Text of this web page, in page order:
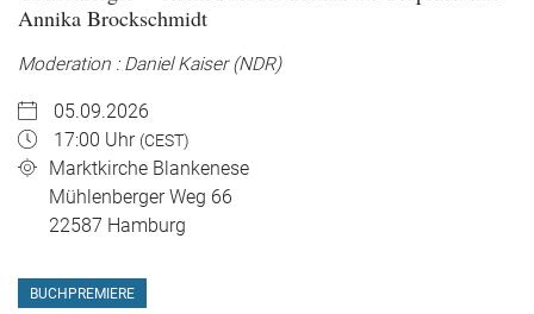
Annika Brockschmidt
Moderation : Daniel Kaiser (NDR)
05.09.2026
17:00 Uhr (CEST)
Marktkirche Blankenese
Mühlenberger Weg 66
22587 Hamburg
BUCHPREMIERE